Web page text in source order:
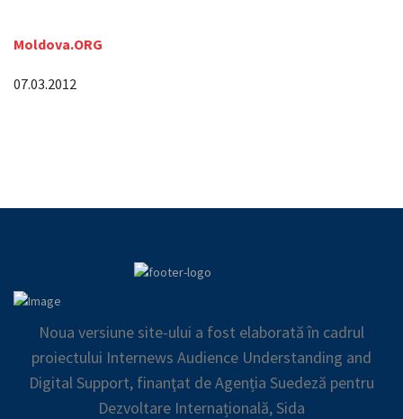
Moldova.ORG
07.03.2012
Noua versiune site-ului a fost elaborată în cadrul
proiectului Internews Audience Understanding and
Digital Support, finanţat de Agenția Suedeză pentru
Dezvoltare Internațională, Sida